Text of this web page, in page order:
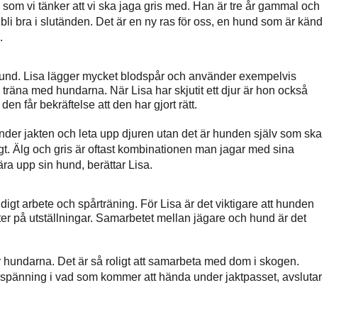
vi tänker att vi ska jaga gris med. Han är tre år gammal och
bra i slutänden. Det är en ny ras för oss, en hund som är känd
Lisa lägger mycket blodspår och använder exempelvis
med hundarna. När Lisa har skjutit ett djur är hon också
får bekräftelse att den har gjort rätt.
jakten och leta upp djuren utan det är hunden själv som ska
Älg och gris är oftast kombinationen man jagar med sina
upp sin hund, berättar Lisa.
arbete och spårträning. För Lisa är det viktigare att hunden
på utställningar. Samarbetet mellan jägare och hund är det
Det är så roligt att samarbeta med dom i skogen.
i vad som kommer att hända under jaktpasset, avslutar